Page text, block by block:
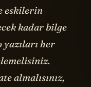
eskilerin
kadar bilge
yazıları her
almalısınız,